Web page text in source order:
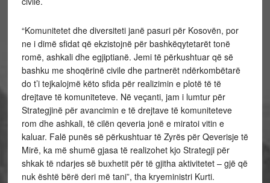
“Komunitetet dhe diversiteti janë pasuri për Kosovën, por
ne i dimë sfidat që ekzistojnë për bashkëqytetarët tonë
romë, ashkali dhe egjiptianë. Jemi të përkushtuar që së
bashku me shoqërinë civile dhe partnerët ndërkombëtarë
do t’i tejkalojmë këto sfida për realizimin e plotë të të
drejtave të komuniteteve. Në veçanti, jam i lumtur për
Strategjinë për avancimin e të drejtave të komuniteteve
rom dhe ashkali, të cilën qeveria jonë e miratoi vitin e
kaluar. Falë punës së përkushtuar të Zyrës për Qeverisje të
Mirë, ka më shumë gjasa të realizohet kjo Strategji për
shkak të ndarjes së buxhetit për të gjitha aktivitetet – gjë që
nuk është bërë deri më tani”, tha kryeministri Kurti.